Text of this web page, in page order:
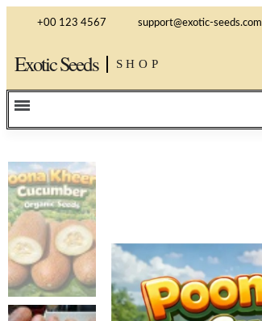
+00 123 4567 support@exotic-seeds.com
Exotic Seeds SHOP